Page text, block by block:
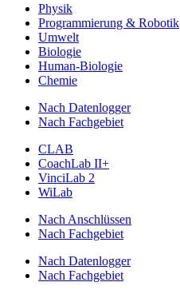
Physik
Programmierung & Robotik
Umwelt
Biologie
Human-Biologie
Chemie
Nach Datenlogger
Nach Fachgebiet
CLAB
CoachLab II+
VinciLab 2
WiLab
Nach Anschlüssen
Nach Fachgebiet
Nach Datenlogger
Nach Fachgebiet